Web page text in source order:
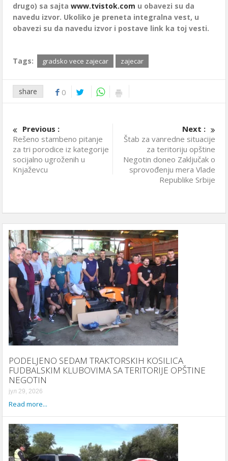
drugo) sa sajtawww.tvistok.com u obavezi su da
navedu izvor. Ukoliko je preneta integralna vest, u
obavezi su da navedu izvor i postave link ka toj vesti.
Tags: gradsko vece zajecar zajecar
share 0
Previous :
Rešeno stambeno pitanje
za tri porodice iz kategorije
socijalno ugroženih u
Knjaževcu
Next :
Štab za vanredne situacije
za teritoriju opštine
Negotin doneo Zaključak o
sprovođenju mera Vlade
Republike Srbije
PODELJENO SEDAM TRAКTORSКIH КOSILICA
FUDBALSКIM КLUBOVIMA SA TERITORIJE OPŠTINE
NEGOTIN
јул 29, 2026
Read more...